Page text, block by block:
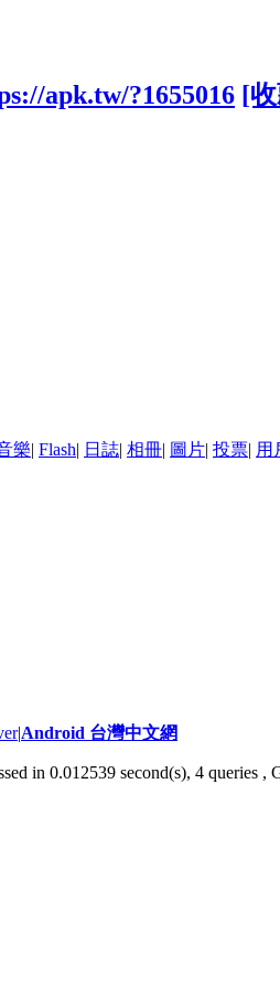
apk.tw/?1655016 [
樂| Flash| 日誌| 相冊| 圖片| 投票| 用
|Android 台灣中文網
in 0.012539 second(s), 4 queries ,